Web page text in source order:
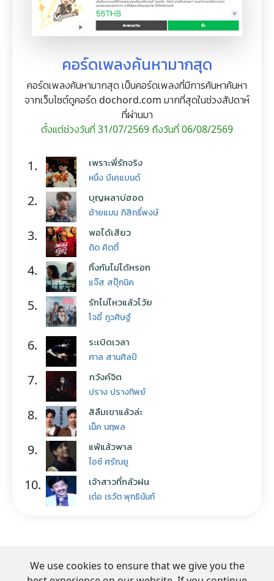
คอร์ดเพลงค้นหามากสุด
คอร์ดเพลงค้นหามากสุด เป็นคอร์ดเพลงที่มีการค้นหาค้นหา
จากเว็บไซต์ดูคอร์ด dochord.com มากที่สุดในช่วงสัปดาห์
ที่ผ่านมา
ตั้งแต่ช่วงวันที่ 31/07/2569 ถึงวันที่ 06/08/2569
1. เพราะพี่รักจริง
หนึ่ง บีเคแบนด์
2. บุญผลาบ่ฮอด
อ้ายแมน ภิสิทธิ์พงษ์
3. พอได้เสียว
ดิด คิตตี้
4. ทิ้งกันไม่ได้หรอก
แจ๊ส สปุ๊กนิค
5. รักไม่ไหวแล้วโว้ย
โจอี้ ภูวศิษฐ์
6. ระเบิดเวลา
ศาล สานศิลป์
7. ภวังค์จิต
ปราง ปรางทิพย์
8. สิลืมเขาแล้วล่ะ
เน็ค นฤพล
9. แพ้แล้วพาล
ไอซ์ ศรัณยู
10. เจ้าสาวที่กลัวฝน
เต๋อ เรวัต พุทธินันท์
We use cookies to ensure that we give you the